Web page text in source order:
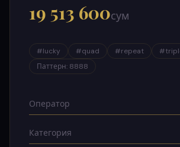
19 513 600сум
#lucky #quad #repeat #
Паттерн: 8888
Оператор
Категория